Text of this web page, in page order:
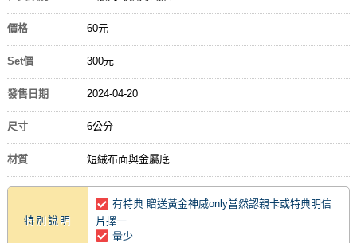
價格 60元
Set價 300元
發售日期 2024-04-20
尺寸 6公分
材質 短絨布面與金屬底
特別說明
有特典 贈送黃金神威only當然認親卡或特典明信
片擇一
量少